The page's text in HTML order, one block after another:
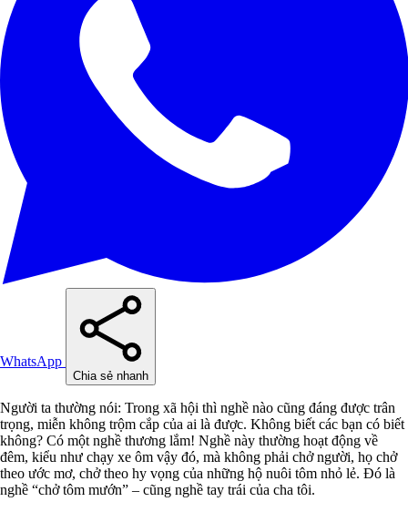
WhatsApp
Chia sẻ nhanh
Người ta thường nói: Trong xã hội thì nghề nào cũng đáng được trân
trọng, miễn không trộm cắp của ai là được. Không biết các bạn có biết
không? Có một nghề thương lắm! Nghề này thường hoạt động về
đêm, kiểu như chạy xe ôm vậy đó, mà không phải chở người, họ chở
theo ước mơ, chở theo hy vọng của những hộ nuôi tôm nhỏ lẻ. Đó là
nghề “chở tôm mướn” – cũng nghề tay trái của cha tôi.